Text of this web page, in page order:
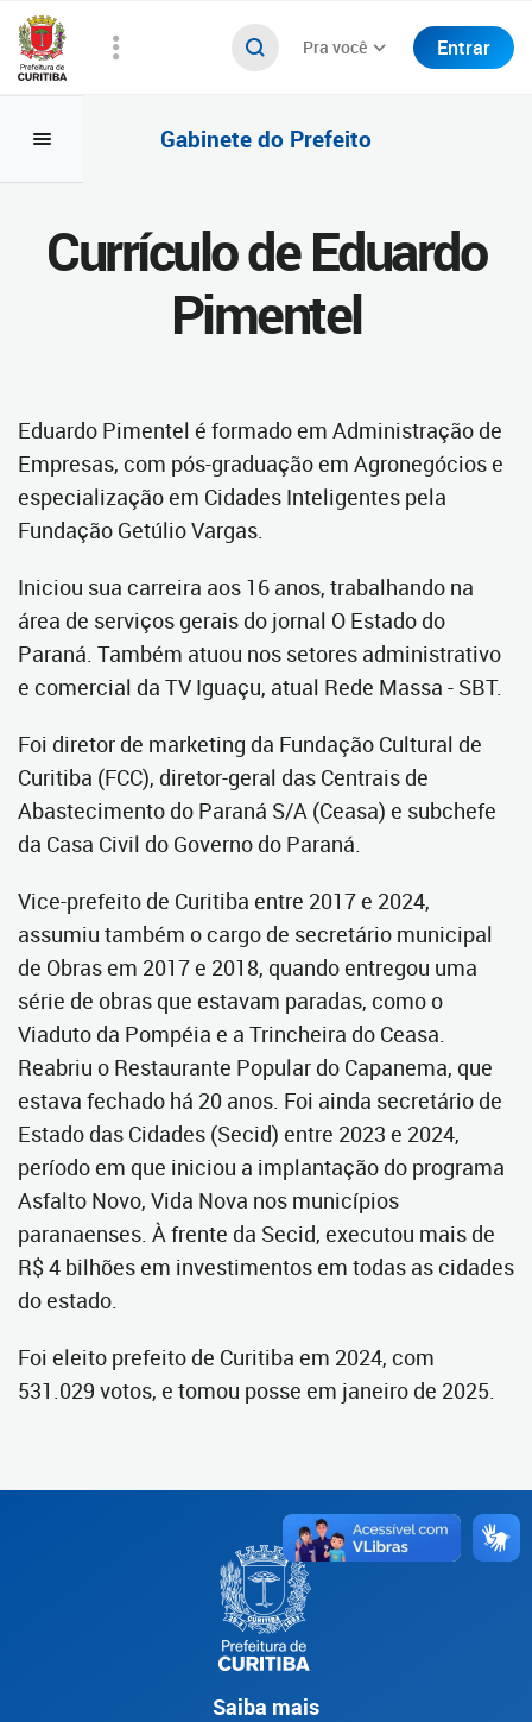
Pra você Entrar
Gabinete do Prefeito
Currículo de Eduardo
Pimentel
Eduardo Pimentel é formado em Administração de
Empresas, com pós-graduação em Agronegócios e
especialização em Cidades Inteligentes pela
Fundação Getúlio Vargas.
Iniciou sua carreira aos 16 anos, trabalhando na
área de serviços gerais do jornal O Estado do
Paraná. Também atuou nos setores administrativo
e comercial da TV Iguaçu, atual Rede Massa - SBT.
Foi diretor de marketing da Fundação Cultural de
Curitiba (FCC), diretor-geral das Centrais de
Abastecimento do Paraná S/A (Ceasa) e subchefe
da Casa Civil do Governo do Paraná.
Vice-prefeito de Curitiba entre 2017 e 2024,
assumiu também o cargo de secretário municipal
de Obras em 2017 e 2018, quando entregou uma
série de obras que estavam paradas, como o
Viaduto da Pompéia e a Trincheira do Ceasa.
Reabriu o Restaurante Popular do Capanema, que
estava fechado há 20 anos. Foi ainda secretário de
Estado das Cidades (Secid) entre 2023 e 2024,
período em que iniciou a implantação do programa
Asfalto Novo, Vida Nova nos municípios
paranaenses. À frente da Secid, executou mais de
R$ 4 bilhões em investimentos em todas as cidades
do estado.
Foi eleito prefeito de Curitiba em 2024, com
531.029 votos, e tomou posse em janeiro de 2025.
Saiba mais